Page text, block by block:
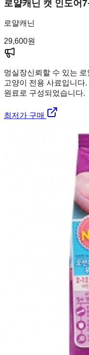
로얄캐닌 캣 인도어
로얄캐닌
29,600원
멍실장신뢰할 수 있는
고양이 전용 사료입니다
원료로 구성되었습니다.
최저가 구매